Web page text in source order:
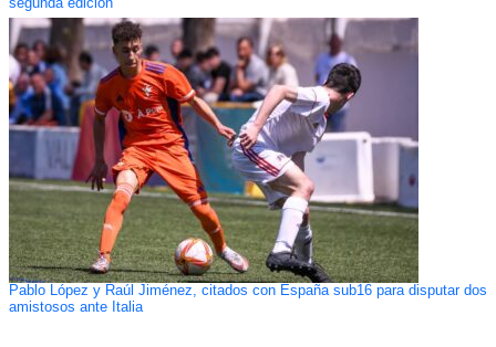
Pablo López y Raúl Jiménez, citados con España sub16 para disputar dos
amistosos ante Italia